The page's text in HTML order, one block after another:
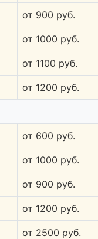
от 900 руб.
от 1000 руб.
от 1100 руб.
от 1200 руб.
от 600 руб.
от 1000 руб.
от 900 руб.
от 1200 руб.
от 2500 руб.